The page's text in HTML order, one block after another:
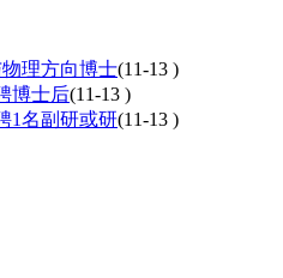
理方向博士(11-13 )
博士后(11-13 )
1名副研或研(11-13 )